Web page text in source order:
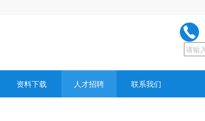
资料下载 人才招聘 联系我们